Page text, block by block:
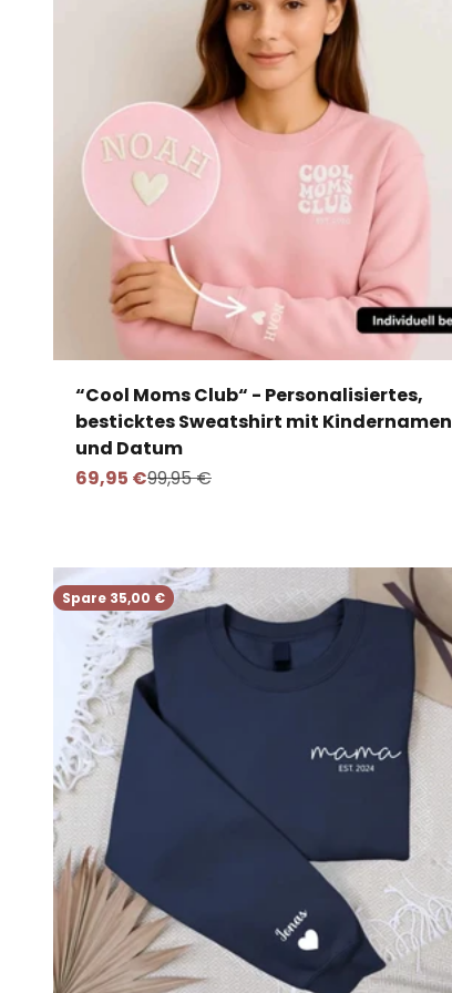
“Cool Moms Club“ - Personalisiertes,
besticktes Sweatshirt mit Kindernamen
und Datum
Angebot
69,95 €Regulärer Preis
99,95 €
Spare 35,00 €